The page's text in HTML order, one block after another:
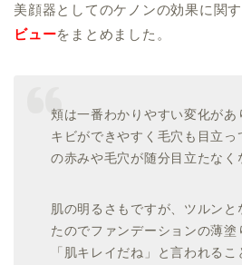
美顔器としてのケノンの効果に関
ビューをまとめました。
頬は一番わかりやすい変化があ
キビができやすく毛穴も目立っ
の赤みや毛穴が随分目立たなく
肌の明るさもですが、ツルンと
たのでファンデーションの薄塗
「肌キレイだね」と言われる